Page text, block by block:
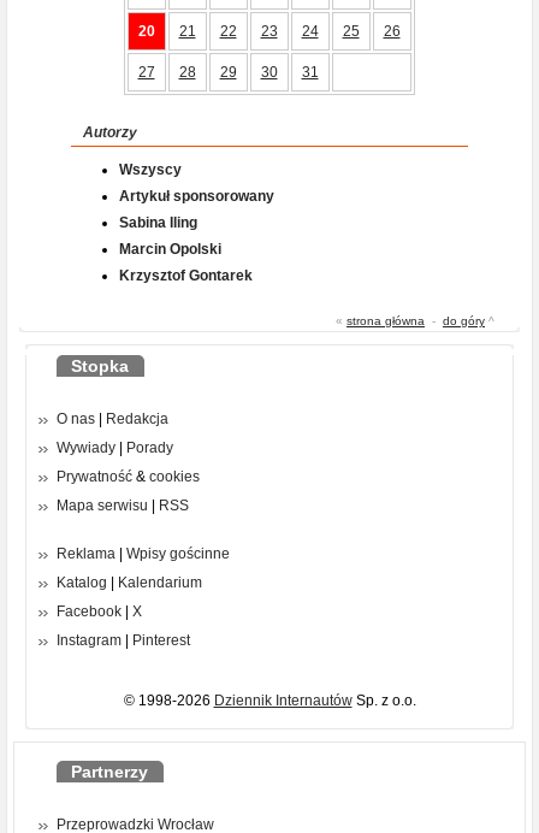
20 21 22 23 24 25 26
27 28 29 30 31
Autorzy
Wszyscy
Artykuł sponsorowany
Sabina Iling
Marcin Opolski
Krzysztof Gontarek
« strona główna - do góry ^
Stopka
O nas
Redakcja
Wywiady
Porady
Prywatność & cookies
Mapa serwisu
RSS
Reklama
Wpisy gościnne
Katalog
Kalendarium
Facebook
X
Instagram
Pinterest
© 1998-2026 Dziennik InternautówSp. z o.o.
Partnerzy
Przeprowadzki Wrocław